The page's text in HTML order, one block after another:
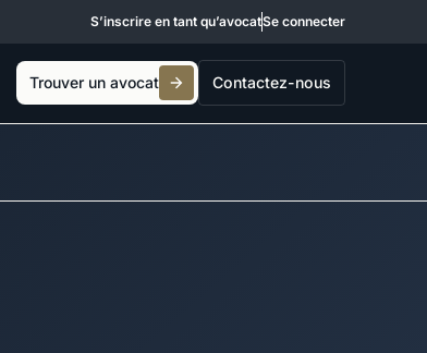
S’inscrire en tant qu’avocatSe connecter
Trouver un avocat Contactez-nous